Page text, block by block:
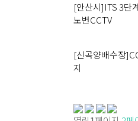
[안산시]ITS 3단
노변CCTV
[신곡양배수장
지